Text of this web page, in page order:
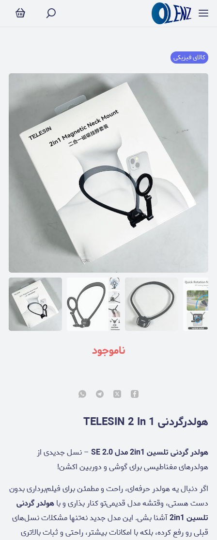
کالای فیزیکی
ناموجود
هولدرگردنی TELESIN 2 In 1
هولدر گردنی تلسین 2in1 مدل SE 2.0
– نسل جدیدی از
هولدرهای مغناطیسی برای گوشی و دوربین اکشن!
اگر دنبال یه هولدر حرفه‌ای، راحت و مطمئن برای فیلم‌برداری بدون
دست هستی، وقتشه مدل قدیمی‌تو کنار بذاری و باهولدر گردنی
تلسین 2in1
آشنا بشی. این مدل جدید نه‌تنها مشکلات نسل‌های
قبلی رو رفع کرده، بلکه با امکانات بیشتر، راحتی و ثبات بالاتری